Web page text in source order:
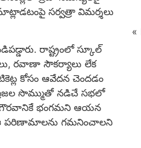
సర్వత్రా విమర్శలు
రాష్ట్రంలో స్కూల్
రవాణా సౌకర్యాలు లేక
కోసం ఆవేదన చెందడం
సొమ్ముతో నడిచే సభలో
గౌరవానికే భంగమని ఆయన
ఈ పరిణామాలను గమనించాలని
«